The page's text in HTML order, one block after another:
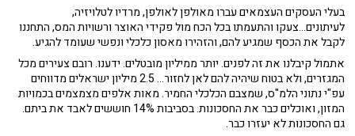
בעלי העסקים העצמאים עברו מאולפן לאולפן, מרדיו לטלויזיה,
לעיתונים...צעקו והתעמתו בכל הכח מול פקידי האוצר ורשויות המס, התחננו
לקבל את הכסף שמגיע להם, והזהירו מאסון כלכלי ונפשי שעומד להגיע.
אתמול קיבלנו את זה לפנים. יותר ממיליון מובטלים. ידענו. רובם צעירים מכל
המגזרים, ולא בטוח שיהיה להם לאן לחזור... 2.5 מיליון ישראלים מדווחים
עפ"י נתוני הלמ"ס, שמצבם הכלכלי החמיר. מאות אלפים מצמצמים בכמויות
המזון, ואוכלים כבר את החסכונות. בסביבות 14% חוששים לאבד את ביתם.
גם החסכונות לא יעזרו כבר.